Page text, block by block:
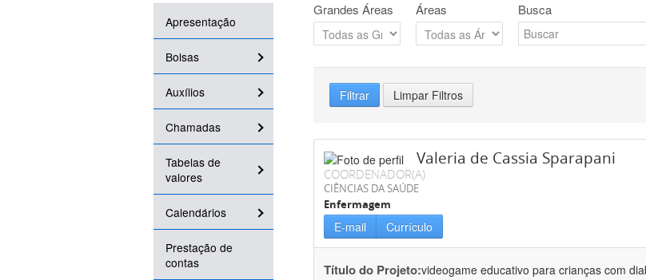
Apresentação
Bolsas
Auxílios
Chamadas
Tabelas de
valores
Calendários
Prestação de
contas
Grandes Áreas Áreas Busca
Filtrar Limpar Filtros
Valeria de Cassia Sparapani
COORDENADOR(A)
CIÊNCIAS DA SAÚDE
Enfermagem
E-mail Currículo
Título do Projeto:videogame educativo para crianças com